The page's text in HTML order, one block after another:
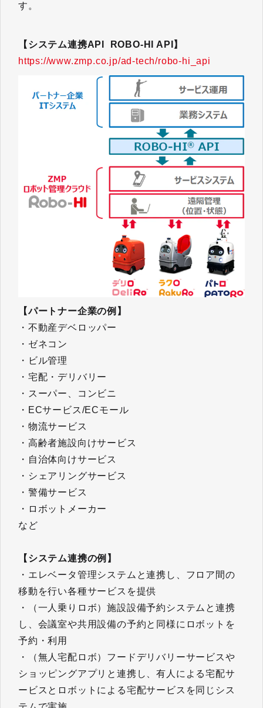
す。
【システム連携API ROBO-HI API】
https://www.zmp.co.jp/ad-tech/robo-hi_api
【パートナー企業の例】
・不動産デベロッパー
・ゼネコン
・ビル管理
・宅配・デリバリー
・スーパー、コンビニ
・ECサービス/ECモール
・物流サービス
・高齢者施設向けサービス
・自治体向けサービス
・シェアリングサービス
・警備サービス
・ロボットメーカー
など
【システム連携の例】
・エレベータ管理システムと連携し、フロア間の
移動を行い各種サービスを提供
・（一人乗りロボ）施設設備予約システムと連携
し、会議室や共用設備の予約と同様にロボットを
予約・利用
・（無人宅配ロボ）フードデリバリーサービスや
ショッピングアプリと連携し、有人による宅配サ
ービスとロボットによる宅配サービスを同じシス